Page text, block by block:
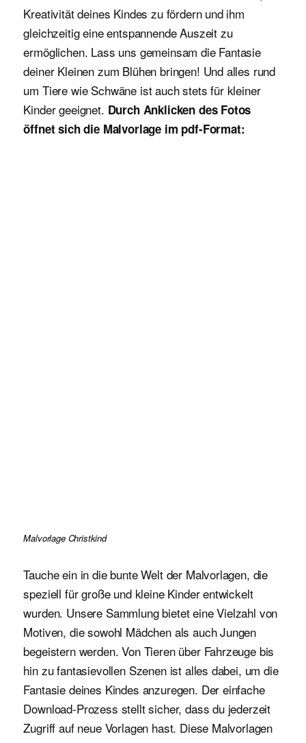
Kreativität deines Kindes zu fördern und ihm
gleichzeitig eine entspannende Auszeit zu
ermöglichen. Lass uns gemeinsam die Fantasie
deiner Kleinen zum Blühen bringen! Und alles rund
um Tiere wie Schwäne ist auch stets für kleiner
Kinder geeignet. Durch Anklicken des Fotos
öffnet sich die Malvorlage im pdf-Format:
Malvorlage Christkind
Tauche ein in die bunte Welt der Malvorlagen, die
speziell für große und kleine Kinder entwickelt
wurden. Unsere Sammlung bietet eine Vielzahl von
Motiven, die sowohl Mädchen als auch Jungen
begeistern werden. Von Tieren über Fahrzeuge bis
hin zu fantasievollen Szenen ist alles dabei, um die
Fantasie deines Kindes anzuregen. Der einfache
Download-Prozess stellt sicher, dass du jederzeit
Zugriff auf neue Vorlagen hast. Diese Malvorlagen